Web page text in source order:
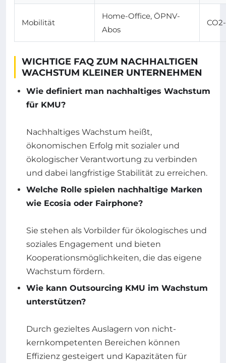
Mobilität
Home-Office, ÖPNV-
Abos
WICHTIGE FAQ ZUM NACHHALTIGEN
WACHSTUM KLEINER UNTERNEHMEN
Wie definiert man nachhaltiges Wachstum
für KMU?
Nachhaltiges Wachstum heißt,
ökonomischen Erfolg mit sozialer und
ökologischer Verantwortung zu verbinden
und dabei langfristige Stabilität zu erreichen.
Welche Rolle spielen nachhaltige Marken
wie Ecosia oder Fairphone?
Sie stehen als Vorbilder für ökologisches und
soziales Engagement und bieten
Kooperationsmöglichkeiten, die das eigene
Wachstum fördern.
Wie kann Outsourcing KMU im Wachstum
unterstützen?
Durch gezieltes Auslagern von nicht-
kernkompetenten Bereichen können
Effizienz gesteigert und Kapazitäten für